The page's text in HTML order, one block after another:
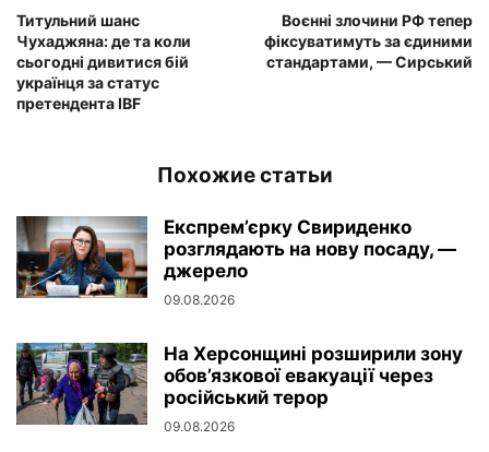
Титульний шанс
Чухаджяна: де та коли
сьогодні дивитися бій
українця за статус
претендента IBF
Воєнні злочини РФ тепер
фіксуватимуть за єдиними
стандартами, — Сирський
Похожие статьи
Експрем’єрку Свириденко
розглядають на нову посаду, —
джерело
09.08.2026
На Херсонщині розширили зону
обов’язкової евакуації через
російський терор
09.08.2026